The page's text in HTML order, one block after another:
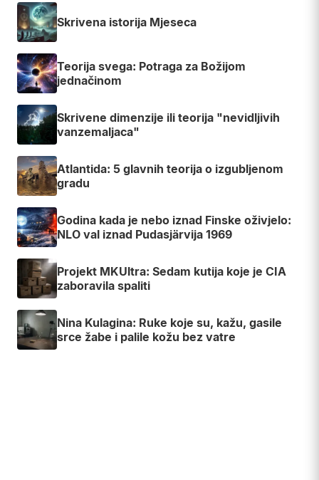
Skrivena istorija Mjeseca
Teorija svega: Potraga za Božijom
jednačinom
Skrivene dimenzije ili teorija "nevidljivih
vanzemaljaca"
Atlantida: 5 glavnih teorija o izgubljenom
gradu
Godina kada je nebo iznad Finske oživjelo:
NLO val iznad Pudasjärvija 1969
Projekt MKUltra: Sedam kutija koje je CIA
zaboravila spaliti
Nina Kulagina: Ruke koje su, kažu, gasile
srce žabe i palile kožu bez vatre